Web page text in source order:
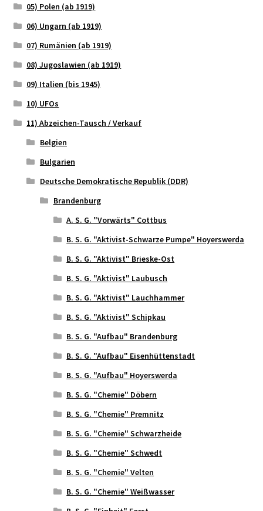
05) Polen (ab 1919)
06) Ungarn (ab 1919)
07) Rumänien (ab 1919)
08) Jugoslawien (ab 1919)
09) Italien (bis 1945)
10) UFOs
11) Abzeichen-Tausch / Verkauf
Belgien
Bulgarien
Deutsche Demokratische Republik (DDR)
Brandenburg
A. S. G. "Vorwärts" Cottbus
B. S. G. "Aktivist-Schwarze Pumpe" Hoyerswerda
B. S. G. "Aktivist" Brieske-Ost
B. S. G. "Aktivist" Laubusch
B. S. G. "Aktivist" Lauchhammer
B. S. G. "Aktivist" Schipkau
B. S. G. "Aufbau" Brandenburg
B. S. G. "Aufbau" Eisenhüttenstadt
B. S. G. "Aufbau" Hoyerswerda
B. S. G. "Chemie" Döbern
B. S. G. "Chemie" Premnitz
B. S. G. "Chemie" Schwarzheide
B. S. G. "Chemie" Schwedt
B. S. G. "Chemie" Velten
B. S. G. "Chemie" Weißwasser